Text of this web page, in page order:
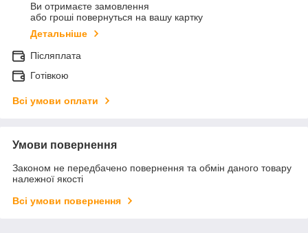
Ви отримаєте замовлення
або гроші повернуться на вашу картку
Детальніше
Післяплата
Готівкою
Всі умови оплати
Умови повернення
Законом не передбачено повернення та обмін даного товару
належної якості
Всі умови повернення